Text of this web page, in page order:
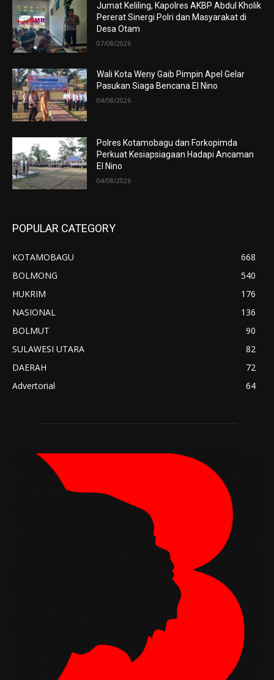
Jumat Keliling, Kapolres AKBP Abdul Kholik
Pererat Sinergi Polri dan Masyarakat di
Desa Otam
07/08/2026
Wali Kota Weny Gaib Pimpin Apel Gelar
Pasukan Siaga Bencana El Nino
04/08/2026
Polres Kotamobagu dan Forkopimda
Perkuat Kesiapsiagaan Hadapi Ancaman
El Nino
04/08/2026
POPULAR CATEGORY
KOTAMOBAGU
668
BOLMONG
540
HUKRIM
176
NASIONAL
136
BOLMUT
90
SULAWESI UTARA
82
DAERAH
72
Advertorial
64